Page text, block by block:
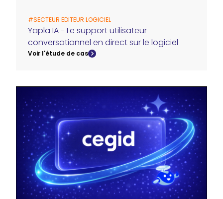
#SECTEUR EDITEUR LOGICIEL
Yapla IA - Le support utilisateur
conversationnel en direct sur le logiciel
Voir l'étude de cas